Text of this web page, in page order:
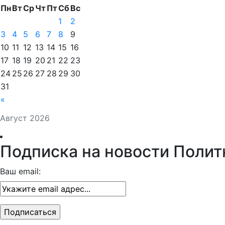
Август 2026
ПнВтСрЧтПтСбВс
«
1
2
3
4 5 6 7 8
9
10 11 12 13 14 15 16
17 18 19 20 21 22 23
24 25 26 27 28 29 30
31
Подписка на новости
Ваш email: